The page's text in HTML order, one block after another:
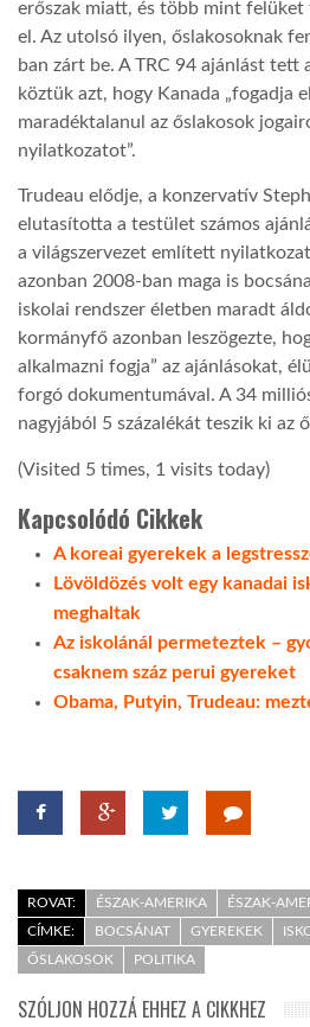
erőszak miatt, és több mint
el. Az utolsó ilyen, őslakosoknak
ban zárt be. A TRC 94 ajánlást tett
köztük azt, hogy Kanada „fogadja
maradéktalanul az őslakosok
nyilatkozatot”.
Trudeau elődje, a konzervatív
elutasította a testület számos
a világszervezet említett
azonban 2008-ban maga is
iskolai rendszer életben maradt
kormányfő azonban leszögezte,
alkalmazni fogja” az ajánlásokat,
forgó dokumentumával. A 34
nagyjából 5 százalékát teszik ki az
(Visited 5 times, 1 visits today)
Kapcsolódó Cikkek
A koreai gyerekek a
Lövöldözés volt egy kanadai
meghaltak
Az iskolánál permeteztek –
csaknem száz perui gyereket
Obama, Putyin, Trudeau:
ROVAT: ÉSZAK-AMERIKA
ÉSZAK-
CÍMKE:
BOCSÁNAT GYEREKEK
ŐSLAKOSOK
POLITIKA
SZÓLJON HOZZÁ EHHEZ A CIKKHEZ